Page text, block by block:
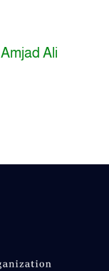
Amjad Ali